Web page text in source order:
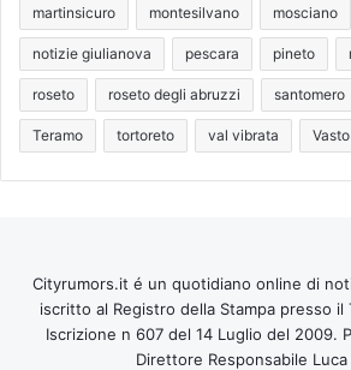
martinsicuro montesilvano mosciano
notizie giulianova pescara pineto
roseto roseto degli abruzzi santomero
Teramo tortoreto val vibrata Vasto
Cityrumors.it é un quotidiano online di
iscritto al Registro della Stampa presso il
Iscrizione n 607 del 14 Luglio del 2009.
Direttore Responsabile Luca